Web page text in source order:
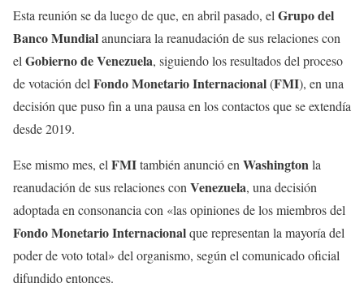
Esta reunión se da luego de que, en abril pasado, el Grupo del
Banco Mundialanunciara la reanudación de sus relaciones con
el Gobierno de Venezuela, siguiendo los resultados del proceso
de votación del Fondo Monetario Internacional(FMI), en una
decisión que puso fin a una pausa en los contactos que se extendía
desde 2019.
Ese mismo mes, el FMItambién anunció en Washingtonla
reanudación de sus relaciones con Venezuela, una decisión
adoptada en consonancia con «las opiniones de los miembros del
Fondo Monetario Internacionalque representan la mayoría del
poder de voto total» del organismo, según el comunicado oficial
difundido entonces.